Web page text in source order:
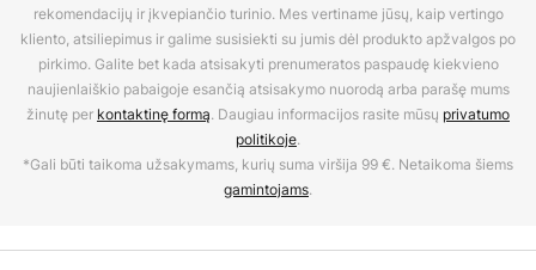
rekomendacijų ir įkvepiančio turinio. Mes vertiname jūsų, kaip vertingo
kliento, atsiliepimus ir galime susisiekti su jumis dėl produkto apžvalgos po
pirkimo. Galite bet kada atsisakyti prenumeratos paspaudę kiekvieno
naujienlaiškio pabaigoje esančią atsisakymo nuorodą arba parašę mums
žinutę per kontaktinę formą. Daugiau informacijos rasite mūsų privatumo
politikoje.
*Gali būti taikoma užsakymams, kurių suma viršija 99 €. Netaikoma šiems
gamintojams.